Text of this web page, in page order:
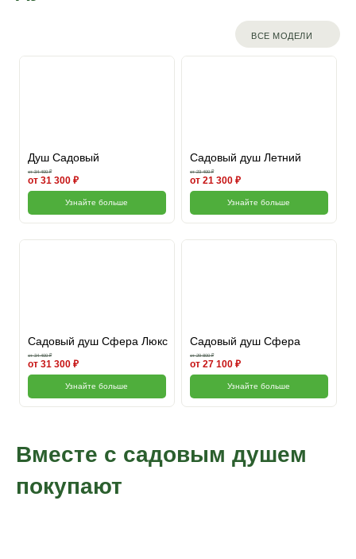
ВСЕ МОДЕЛИ
Душ Садовый
от 34 400 ₽
от 31 300 ₽
Узнайте больше
Садовый душ Летний
от 23 400 ₽
от 21 300 ₽
Узнайте больше
Садовый душ Сфера Люкс
от 34 400 ₽
от 31 300 ₽
Узнайте больше
Садовый душ Сфера
от 29 800 ₽
от 27 100 ₽
Узнайте больше
Вместе с садовым душем
покупают